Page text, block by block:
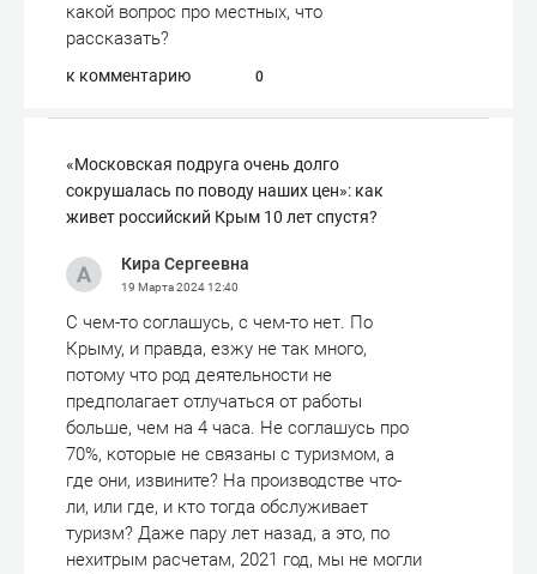
какой вопрос про местных, что
рассказать?
к комментарию 0
«Московская подруга очень долго
сокрушалась по поводу наших цен»: как
живет российский Крым 10 лет спустя?
Кира Сергеевна
19 Марта 202412:40
С чем-то соглашусь, с чем-то нет. По
Крыму, и правда, езжу не так много,
потому что род деятельности не
предполагает отлучаться от работы
больше, чем на 4 часа. Не соглашусь про
70%, которые не связаны с туризмом, а
где они, извините? На производстве что-
ли, или где, и кто тогда обслуживает
туризм? Даже пару лет назад, а это, по
нехитрым расчетам, 2021 год, мы не могли